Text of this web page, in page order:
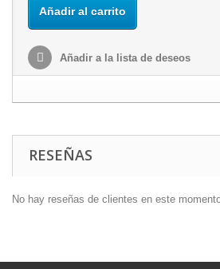
Añadir al carrito
Añadir a la lista de deseos
RESEÑAS
No hay reseñas de clientes en este